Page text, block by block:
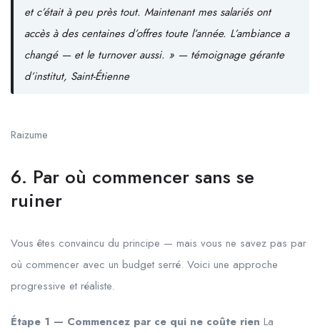
et c’était à peu près tout. Maintenant mes salariés ont
accès à des centaines d’offres toute l’année. L’ambiance a
changé — et le turnover aussi. »— témoignage gérante
d’institut, Saint-Étienne
Raizume
6. Par où commencer sans se
ruiner
Vous êtes convaincu du principe — mais vous ne savez pas par
où commencer avec un budget serré. Voici une approche
progressive et réaliste.
Étape 1 — Commencez par ce qui ne coûte rien La